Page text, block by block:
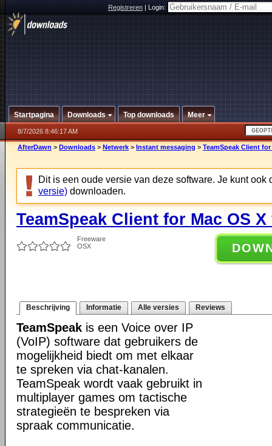
Registreren|Login:
Startpagina Downloads Top downloads Meer
8/7/2026 8:46:17 AM
AfterDawn > Downloads > Netwerk > Instant messaging > TeamSpeak Client for
Dit is een oude versie van deze software. Je kunt ook
versie) downloaden.
TeamSpeak Client for Mac OS X
Freeware
OSX
Beschrijving Informatie Alle versies Reviews
TeamSpeak is een Voice over IP
(VoIP) software dat gebruikers de
mogelijkheid biedt om met elkaar
te spreken via chat-kanalen.
TeamSpeak wordt vaak gebruikt in
multiplayer games om tactische
strategieën te bespreken via
spraak communicatie.